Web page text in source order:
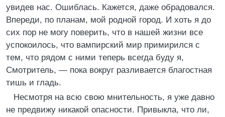
увидев нас. Ошиблась. Кажется, даже обрадовался.
Впереди, по планам, мой родной город. И хоть я до
сих пор не могу поверить, что в нашей жизни все
успокоилось, что вампирский мир примирился с
тем, что рядом с ними теперь всегда буду я,
Смотритель, — пока вокруг разливается благостная
тишь и гладь.
Несмотря на всю свою мнительность, я уже давно
не предвижу никакой опасности. Привыкла, что ли,